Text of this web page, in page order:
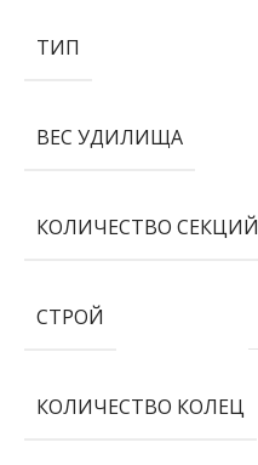
ТИП
ВЕС УДИЛИЩА
КОЛИЧЕСТВО СЕКЦИЙ
СТРОЙ
КОЛИЧЕСТВО КОЛЕЦ